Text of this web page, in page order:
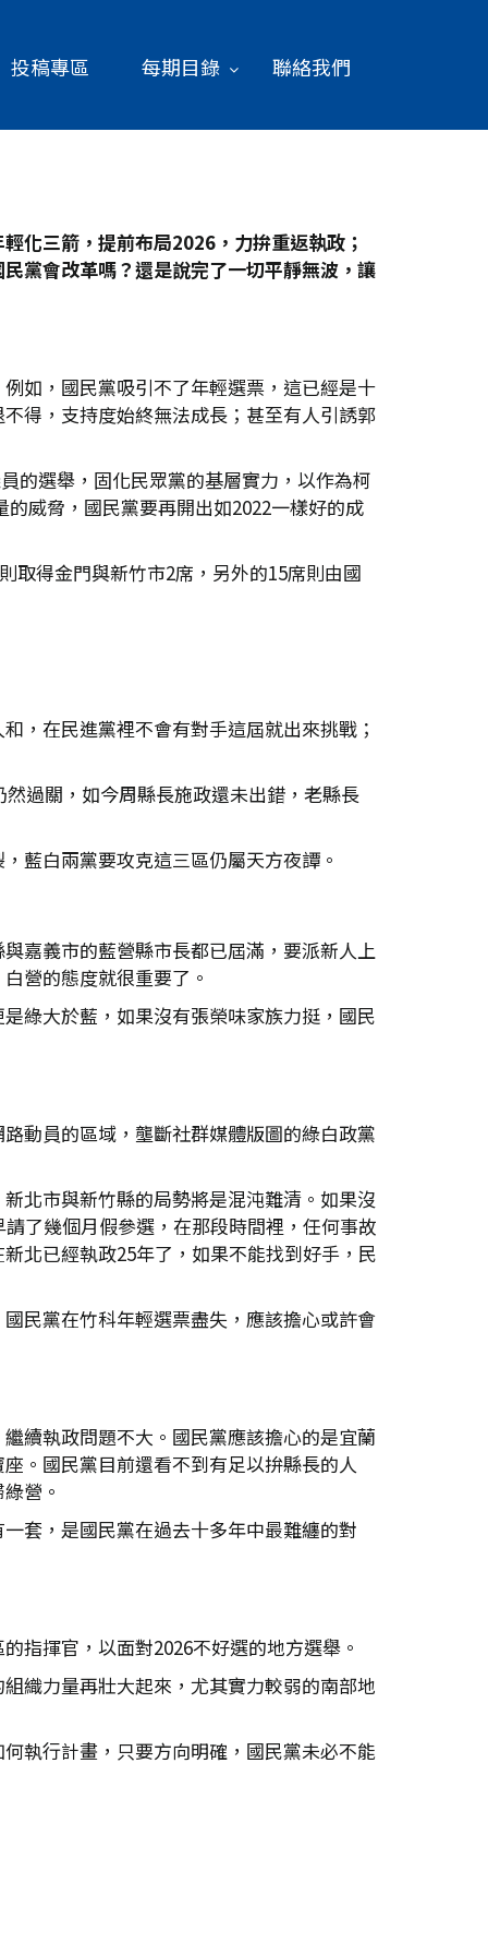
投稿專區 每期目錄 聯絡我們
化三箭，提前布局2026 ，力拚重返執政；
黨會改革嗎？還是說完了一切平靜無波，讓
如，國民黨吸引不了年輕選票，這已經是十
得，支持度始終無法成長；甚至有人引誘郭
的選舉，固化民眾黨的基層實力，以作為柯
威脅，國民黨要再開出如2022一樣好的成
取得金門與新竹市2席，另外的15席則由國
，在民進黨裡不會有對手這屆就出來挑戰；
過關，如今周縣長施政還未出錯，老縣長
藍白兩黨要攻克這三區仍屬天方夜譚。
嘉義市的藍營縣市長都已屆滿，要派新人上
營的態度就很重要了。
綠大於藍，如果沒有張榮味家族力挺，國民
動員的區域，壟斷社群媒體版圖的綠白政黨
北市與新竹縣的局勢將是混沌難清。如果沒
了幾個月假參選，在那段時間裡，任何事故
北已經執政25年了，如果不能找到好手，民
民黨在竹科年輕選票盡失，應該擔心或許會
續執政問題不大。國民黨應該擔心的是宜蘭
。國民黨目前還看不到有足以拚縣長的人
營。
套，是國民黨在過去十多年中最難纏的對
指揮官，以面對2026不好選的地方選舉。
織力量再壯大起來，尤其實力較弱的南部地
執行計畫，只要方向明確，國民黨未必不能